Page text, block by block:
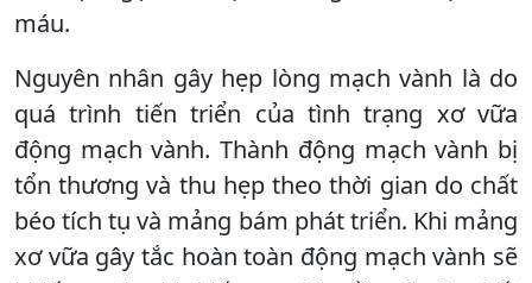
máu.
Nguyên nhân gây hẹp lòng mạch vành là do
quá trình tiến triển của tình trạng xơ vữa
động mạch vành. Thành động mạch vành bị
tổn thương và thu hẹp theo thời gian do chất
béo tích tụ và mảng bám phát triển. Khi mảng
xơ vữa gây tắc hoàn toàn động mạch vành sẽ